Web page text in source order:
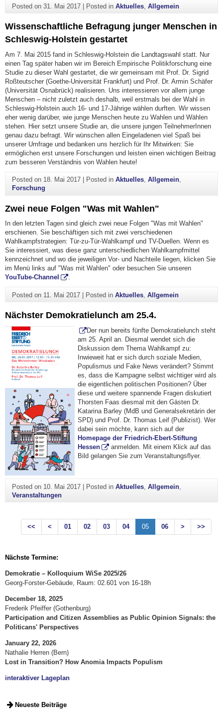
Posted on 31. Mai 2017| Posted in Aktuelles, Allgemein
Wissenschaftliche Befragung junger Menschen in
Schleswig-Holstein gestartet
Am 7. Mai 2015 fand in Schleswig-Holstein die Landtagswahl statt. Nur
einen Tag später haben wir im Bereich Empirische Politikforschung eine
Studie zu dieser Wahl gestartet, die wir gemeinsam mit Prof. Dr. Sigrid
Roßteutscher (Goethe-Universität Frankfurt) und Prof. Dr. Armin Schäfer
(Universität Osnabrück) realisieren. Uns interessieren vor allem junge
Menschen – nicht zuletzt auch deshalb, weil erstmals bei der Wahl in
Schleswig-Holstein auch 16- und 17-Jährige wählen durften. Wir wissen
eher wenig darüber, wie junge Menschen heute zu Wahlen und Wählen
stehen. Hier setzt unsere Studie an, die unsere jungen TeilnehmerInnen
genau dazu befragt. Wir wünschen allen Eingeladenen viel Spaß bei
unserer Umfrage und bedanken uns herzlich für Ihr Mitwirken: Sie
ermöglichen erst unsere Forschungen und leisten einen wichtigen Beitrag
zum besseren Verständnis von Wahlen heute!
Posted on 18. Mai 2017| Posted in Aktuelles, Allgemein,
Forschung
Zwei neue Folgen "Was mit Wahlen"
In den letzten Tagen sind gleich zwei neue Folgen "Was mit Wahlen"
erschienen. Sie beschäftigen sich mit zwei verschiedenen
Wahlkampfstrategien: Tür-zu-Tür-Wahlkampf und TV-Duellen. Wenn es
Sie interessiert, was diese ganz unterschiedlichen Wahlkampfmittel
kennzeichnet und wo die jeweiligen Vor- und Nachteile liegen, klicken Sie
im Menü links auf "Was mit Wahlen" oder besuchen Sie unseren
YouTube-Channel
.
Posted on 11. Mai 2017| Posted in Aktuelles, Allgemein
Nächster Demokratielunch am 25.4.
Der nun bereits fünfte Demokratielunch steht
am 25. April an. Diesmal wendet sich die
Diskussion dem Thema Wahlkampf zu:
Inwieweit hat er sich durch soziale Medien,
Populismus und Fake News verändert? Stimmt
es, dass die Kampagne selbst wichtiger wird als
die eigentlichen politischen Positionen? Über
diese und weitere spannende Fragen diskutiert
Thorsten Faas diesmal mit den Gästen Dr.
Katarina Barley (MdB und Generalsekretärin der
SPD) und Prof. Dr. Thomas Leif (Publizist). Wer
dabei sein möchte, kann sich auf der
Homepage der Friedrich-Ebert-Stiftung
Hessen
anmelden. Mit einem Klick auf das
Bild gelangen Sie zum Veranstaltungsflyer.
Posted on 10. Mai 2017| Posted in Aktuelles, Allgemein,
Veranstaltungen
<< < 01 02 03 04 05 06 > >>
Nächste Termine:
Demokratie – Kolloquium WiSe 2025/26
Georg-Forster-Gebäude, Raum: 02.601 von 16-18h
December 18, 2025
Frederik Pfeiffer (Gothenburg)
Participation and Citizen Assemblies as Public Opinion Signals: the
Politicans' Perspectives
January 22, 2026
Nathalie Herren (Bern)
Lost in Transition? How Anomia Impacts Populism
interaktiver Lageplan
Neueste Beiträge